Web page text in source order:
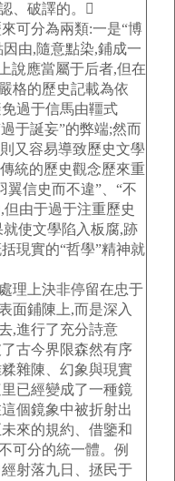
、破譯的。
可分為兩類:一是“博
由,隨意點染,鋪成一
說應當屬于后者,但在
格的歷史記載為依
過于信馬由韁式
于誕妄”的弊端;然而
又容易導致歷史文學
統的歷史觀念歷來重
翼信史而不違”、“不
由于過于注重歷史
使文學陷入板腐,跡
現實的“哲學”精神就
上決非停留在忠于
面鋪陳上,而是深入
,進行了充分詩意
古今界限森然有序
雜陳、幻象與現實
已經變成了一種鏡
個鏡象中被折射出
來的規約、借鑒和
可分的統一體。例
射落九日、拯民于